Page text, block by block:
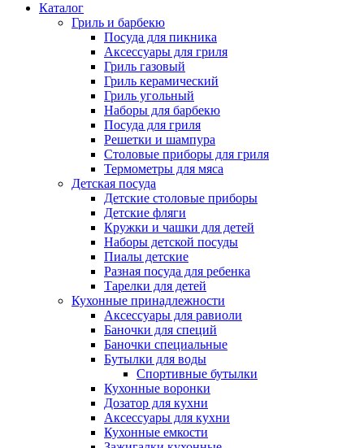
Каталог
Гриль и барбекю
Посуда для пикника
Аксессуары для гриля
Гриль газовый
Гриль керамический
Гриль угольный
Наборы для барбекю
Посуда для гриля
Решетки и шампура
Столовые приборы для гриля
Термометры для мяса
Детская посуда
Детские столовые приборы
Детские фляги
Кружки и чашки для детей
Наборы детской посуды
Пиалы детские
Разная посуда для ребенка
Тарелки для детей
Кухонные принадлежности
Аксессуары для равиоли
Баночки для специй
Баночки специальные
Бутылки для воды
Спортивные бутылки
Кухонные воронки
Дозатор для кухни
Аксессуары для кухни
Кухонные емкости